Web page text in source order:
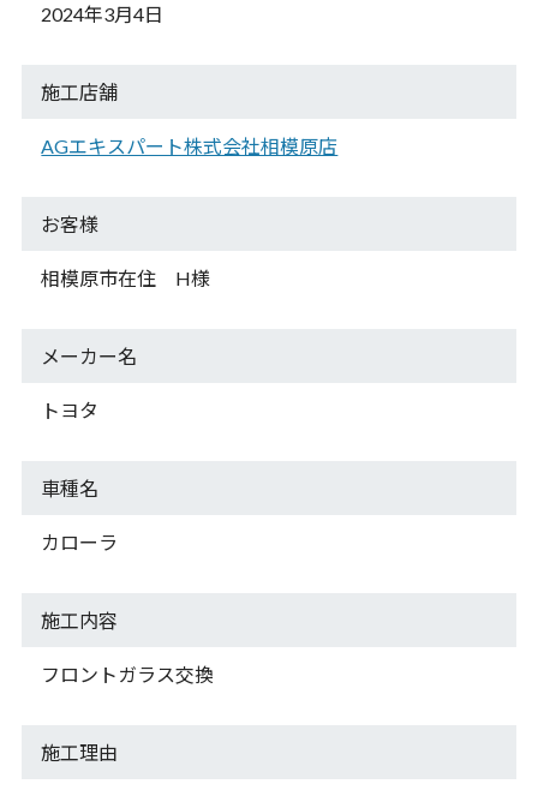
2024年3月4日
施工店舗
AGエキスパート株式会社相模原店
お客様
相模原市在住 H様
メーカー名
トヨタ
車種名
カローラ
施工内容
フロントガラス交換
施工理由